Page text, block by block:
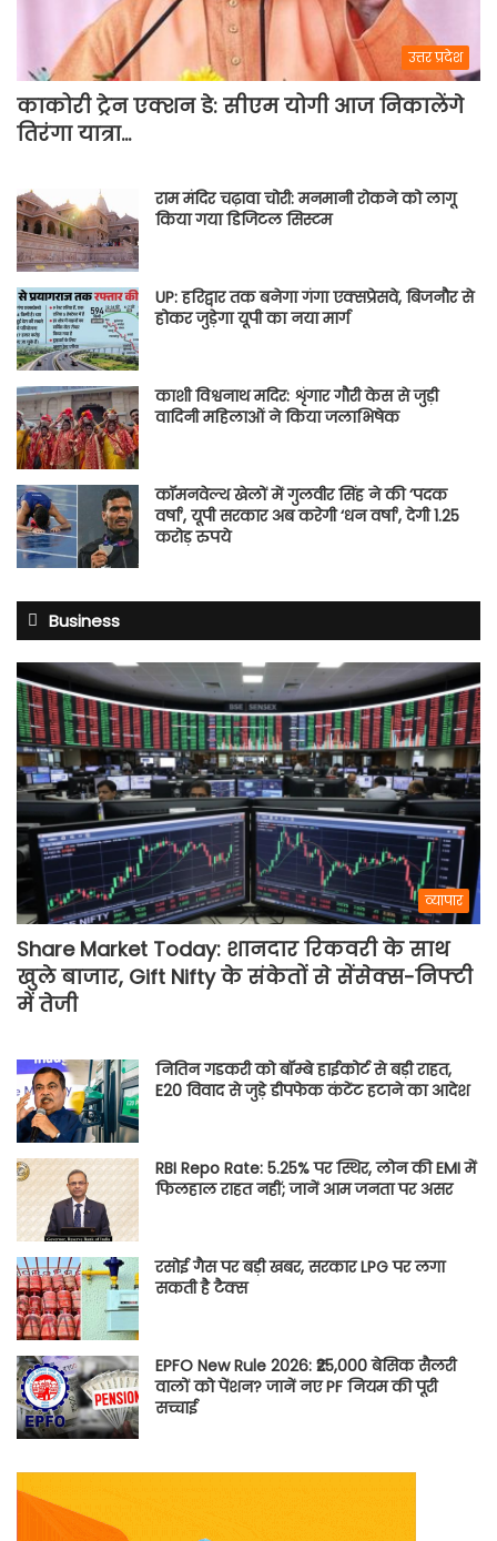
उत्तर प्रदेश
काकोरी ट्रेन एक्शन डे: सीएम योगी आज निकालेंगे
तिरंगा यात्रा…
राम मंदिर चढ़ावा चोरी: मनमानी रोकने को लागू
किया गया डिजिटल सिस्टम
UP: हरिद्वार तक बनेगा गंगा एक्सप्रेसवे, बिजनौर से
होकर जुड़ेगा यूपी का नया मार्ग
काशी विश्वनाथ मदिर: शृंगार गौरी केस से जुड़ी
वादिनी महिलाओं ने किया जलाभिषेक
कॉमनवेल्थ खेलों में गुलवीर सिंह ने की ‘पदक
वर्षा’, यूपी सरकार अब करेगी ‘धन वर्षा’, देगी 1.25
करोड़ रुपये
Business
व्यापार
Share Market Today: शानदार रिकवरी के साथ
खुले बाजार, Gift Nifty के संकेतों से सेंसेक्स-निफ्टी
में तेजी
नितिन गडकरी को बॉम्बे हाईकोर्ट से बड़ी राहत,
E20 विवाद से जुड़े डीपफेक कंटेंट हटाने का आदेश
RBI Repo Rate: 5.25% पर स्थिर, लोन की EMI में
फिलहाल राहत नहीं; जानें आम जनता पर असर
रसोई गैस पर बड़ी खबर, सरकार LPG पर लगा
सकती है टैक्स
EPFO New Rule 2026: ₹25,000 बेसिक सैलरी
वालों को पेंशन? जानें नए PF नियम की पूरी
सच्चाई